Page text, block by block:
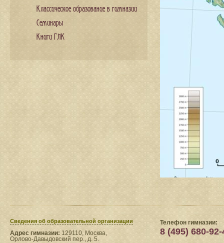
Классическое образование в гимназии
Семинары
Книги ГЛК
Сведения​ об образовательной организации
Адрес гимназии: 129110, Москва,
Орлово-Давыдовский пер., д. 5.
Телефон гимназии:
8 (495) 680-92-